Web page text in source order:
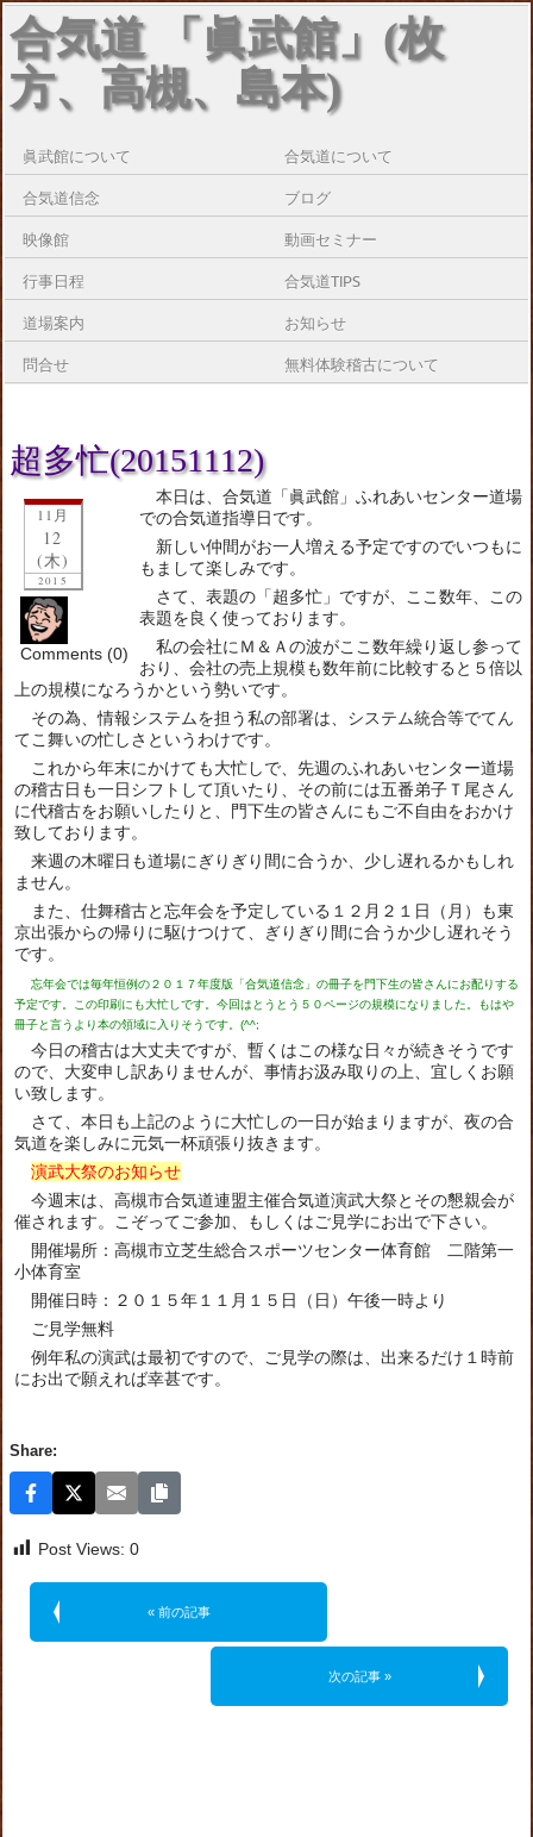
合気道 「眞武館」(枚
方、高槻、島本)
眞武館について 合気道について
合気道信念 ブログ
映像館 動画セミナー
行事日程 合気道TIPS
道場案内 お知らせ
問合せ 無料体験稽古について
超多忙(20151112)
11月
12
(木)
2015
Comments (0)
本日は、合気道「眞武館」ふれあいセンター道場
での合気道指導日です。
新しい仲間がお一人増える予定ですのでいつもに
もまして楽しみです。
さて、表題の「超多忙」ですが、ここ数年、この
表題を良く使っております。
私の会社にＭ＆Ａの波がここ数年繰り返し参って
おり、会社の売上規模も数年前に比較すると５倍以
上の規模になろうかという勢いです。
その為、情報システムを担う私の部署は、システム統合等でてん
てこ舞いの忙しさというわけです。
これから年末にかけても大忙しで、先週のふれあいセンター道場
の稽古日も一日シフトして頂いたり、その前には五番弟子Ｔ尾さん
に代稽古をお願いしたりと、門下生の皆さんにもご不自由をおかけ
致しております。
来週の木曜日も道場にぎりぎり間に合うか、少し遅れるかもしれ
ません。
また、仕舞稽古と忘年会を予定している１２月２１日（月）も東
京出張からの帰りに駆けつけて、ぎりぎり間に合うか少し遅れそう
です。
忘年会では毎年恒例の２０１７年度版「合気道信念」の冊子を門下生の皆さんにお配りする
予定です。この印刷にも大忙しです。今回はとうとう５０ページの規模になりました。もはや
冊子と言うより本の領域に入りそうです。(^^;
今日の稽古は大丈夫ですが、暫くはこの様な日々が続きそうです
ので、大変申し訳ありませんが、事情お汲み取りの上、宜しくお願
い致します。
さて、本日も上記のように大忙しの一日が始まりますが、夜の合
気道を楽しみに元気一杯頑張り抜きます。
演武大祭のお知らせ
今週末は、高槻市合気道連盟主催合気道演武大祭とその懇親会が
催されます。こぞってご参加、もしくはご見学にお出で下さい。
開催場所：高槻市立芝生総合スポーツセンター体育館 二階第一
小体育室
開催日時：２０１５年１１月１５日（日）午後一時より
ご見学無料
例年私の演武は最初ですので、ご見学の際は、出来るだけ１時前
にお出で願えれば幸甚です。
Share:
Post Views: 0
« 前の記事
次の記事 »